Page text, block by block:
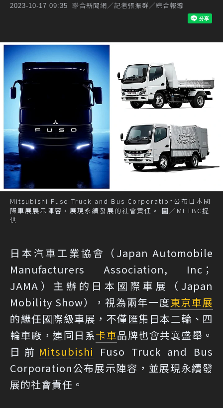
2023-10-17 09:35 聯合新聞網／記者張振群／綜合報導
Mitsubishi Fuso Truck and Bus Corporation公布日本國
際車展展示陣容，展現永續發展的社會責任。 圖／MFTBC提
供
日本汽車工業協會（Japan Automobile
Manufacturers Association, Inc；
JAMA）主辦的日本國際車展（Japan
Mobility Show），視為兩年一度東京車展
的繼任國際級車展，不僅匯集日本二輪、四
輪車廠，連同日系卡車品牌也會共襄盛舉。
日前 Mitsubishi
Fuso Truck and Bus
Corporation公布展示陣容，並展現永續發
展的社會責任。